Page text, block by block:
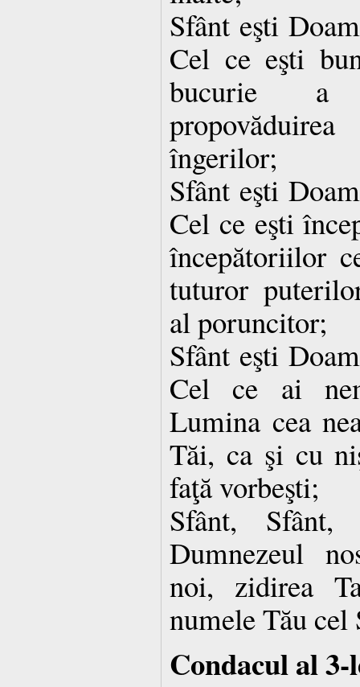
Sfânt eşti
Cel ce eşti
bucurie a
îngerilor;
Sfânt eşti
Cel ce eşti
începătoriilor
tuturor
al poruncitor;
Sfânt eşti
Cel ce ai
Lumina cea
Tăi, ca şi cu
faţă vorbeşti;
Sfânt, Sfânt,
Dumnezeul
noi, zidirea
numele Tău cel
Condacul al 3-